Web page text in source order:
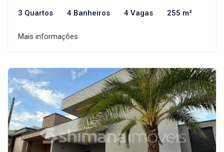
3 Quartos 4 Banheiros 4 Vagas 255 m²
Mais informações